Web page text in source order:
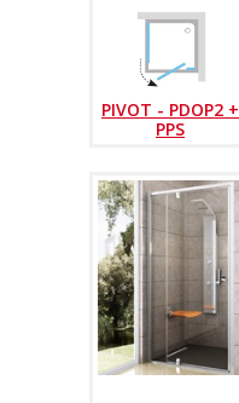
PIVOT - PDOP2 +
PPS